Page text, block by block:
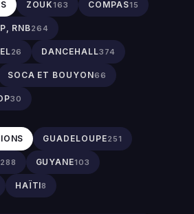
ZOUK163 COMPAS15
RNB264
26 DANCEHALL374
SOCA ET BOUYON66
30
GUADELOUPE251
288 GUYANE103
HAÏTI8